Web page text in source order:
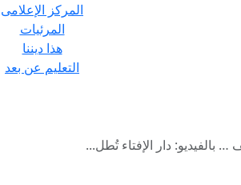
المركز الإعلامى
المرئيات
هذا ديننا
التعليم عن بعد
بالفيديو: دار الإفتاء تُطل...